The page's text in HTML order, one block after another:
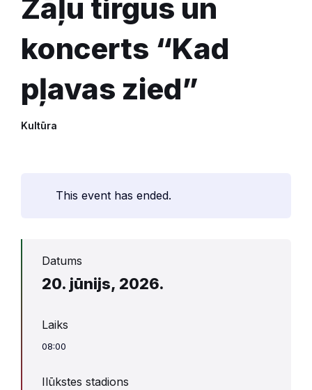
Zāļu tirgus un
koncerts “Kad
pļavas zied”
Kultūra
This event has ended.
Datums
20. jūnijs, 2026.
Laiks
08:00
Ilūkstes stadions